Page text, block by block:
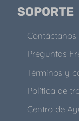
SOPORTE
Contáctanos
Preguntas
Términos y
Política de
Centro de